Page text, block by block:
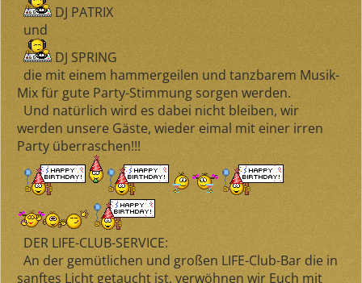
DJ PATRIX
und
DJ SPRING
die mit einem hammergeilen und tanzbarem Musik-
Mix für gute Party-Stimmung sorgen werden.
Und natürlich wird es dabei nicht bleiben, wir
werden unsere Gäste, wieder eimal mit einer irren
Party überraschen!!!
DER LIFE-CLUB-SERVICE:
An der gemütlichen und großen LIFE-Club-Bar die in
sanftes Licht getaucht ist, verwöhnen wir Euch mit